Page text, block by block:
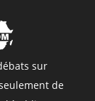
sur
de